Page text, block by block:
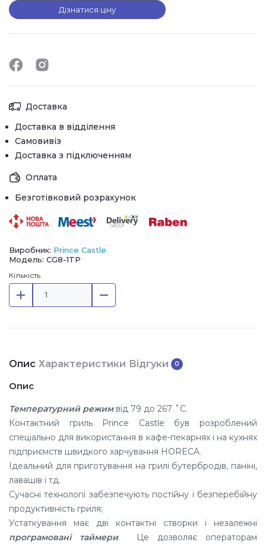
Дізнатися ціну
Доставка
Доставка в відділення
Самовивіз
Доставка з підключенням
Оплата
Безготівковий розрахунок
Виробник: Prince Castle
Модель: CG8-1TP
Кількість
Опис Характеристики Відгуки 0
Опис
Температурний режимвід 79 до 267 ˚С.
Контактний гриль Prince Castle був розроблений
спеціально для використання в кафе-пекарнях і на кухнях
підприємств швидкого харчування HORECA.
Ідеальний для приготування на грилі бутербродів, паніні,
лавашів і тд.
Сучасні технології забезпечують постійну і безперебійну
продуктивність гриля;
Устаткування має дві контактні створки і незалежні
програмовані таймери. Це дозволяє операторам